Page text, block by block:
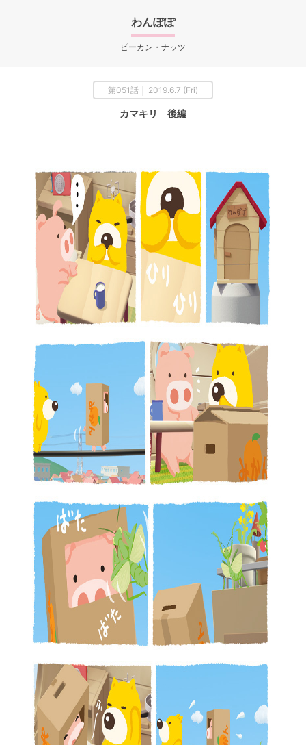
わんぽぽ
ピーカン・ナッツ
第051話 │ 2019.6.7 (Fri)
カマキリ 後編